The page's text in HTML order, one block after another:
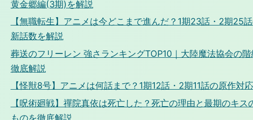
黄金郷編(3期)を解説
【無職転生】アニメは今どこまで進んだ？1期23話・2期25
新話数を解説
葬送のフリーレン 強さランキングTOP10｜大陸魔法協会の
徹底解説
【怪獣8号】アニメは何話まで？1期12話・2期11話の原作対
【呪術廻戦】禪院真依は死亡した？死亡の理由と最期のキス
ものを徹底解説